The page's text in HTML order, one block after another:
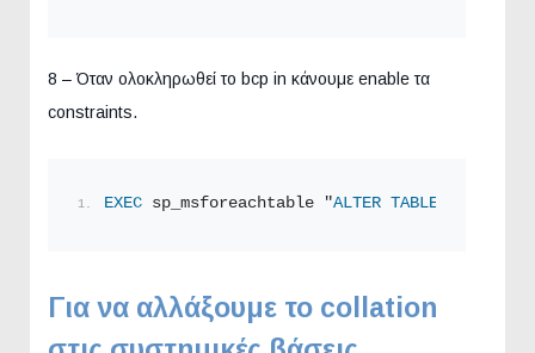
8 – Όταν ολοκληρωθεί το bcp in κάνουμε enable τα
constraints.
EXEC sp_msforeachtable "ALTER TABLE
Για να αλλάξουμε το collation